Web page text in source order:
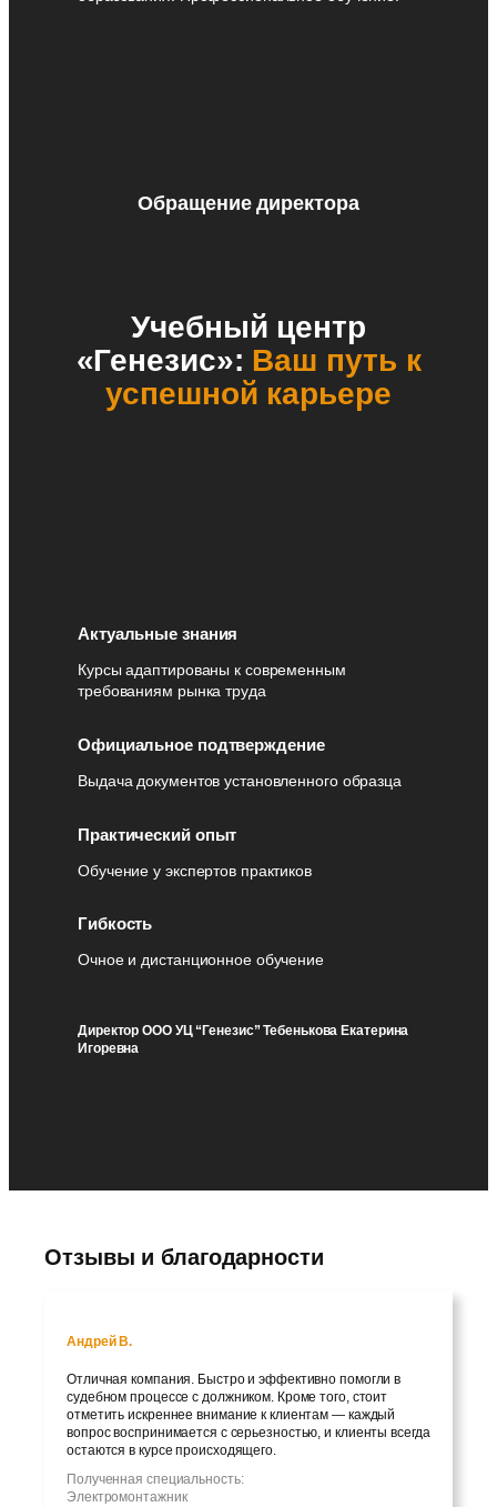
Обращение директора
Учебный центр
«Генезис»: Ваш путь к
успешной карьере
Актуальные знания
Курсы адаптированы к современным
требованиям рынка труда
Официальное подтверждение
Выдача документов установленного образца
Практический опыт
Обучение у экспертов практиков
Гибкость
Очное и дистанционное обучение
Директор ООО УЦ “Генезис” Тебенькова Екатерина
Игоревна
Отзывы и благодарности
Андрей В.
Отличная компания. Быстро и эффективно помогли в
судебном процессе с должником. Кроме того, стоит
отметить искреннее внимание к клиентам — каждый
вопрос воспринимается с серьезностью, и клиенты всегда
остаются в курсе происходящего.
Полученная специальность:
Электромонтажник